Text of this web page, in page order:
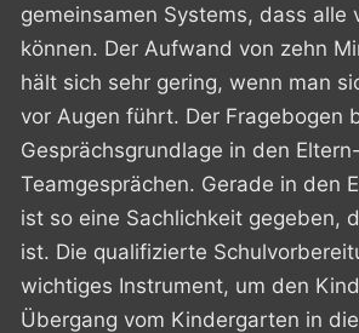
gemeinsamen Systems, dass alle
können. Der Aufwand von zehn
hält sich sehr gering, wenn man
vor Augen führt. Der Fragebogen
Gesprächsgrundlage in den
Teamgesprächen. Gerade in den
ist so eine Sachlichkeit gegeben,
ist. Die qualifizierte
wichtiges Instrument, um den
Übergang vom Kindergarten in